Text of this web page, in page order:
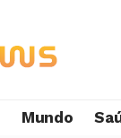
Mundo